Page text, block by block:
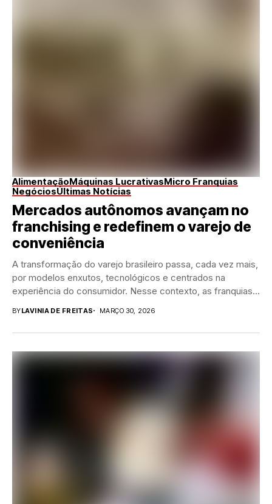
AlimentaçãoMáquinas LucrativasMicro Franquias
NegóciosÚltimas Notícias
Mercados autônomos avançam no
franchising e redefinem o varejo de
conveniência
A transformação do varejo brasileiro passa, cada vez mais,
por modelos enxutos, tecnológicos e centrados na
experiência do consumidor. Nesse contexto, as franquias...
BYLAVINIA DE FREITAS MARÇO 30, 2026